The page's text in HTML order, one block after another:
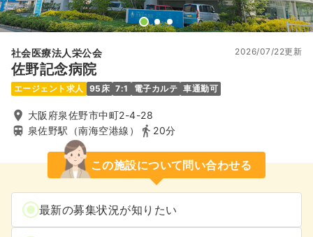
社会医療法人栄公会
佐野記念病院
2026/07/22更新
エージェント求人 95床 7:1 電子カルテ 車通勤可
大阪府泉佐野市中町2-4-28
泉佐野駅（南海空港線）
20分
この施設について問い合わせる
最新の募集状況が知りたい